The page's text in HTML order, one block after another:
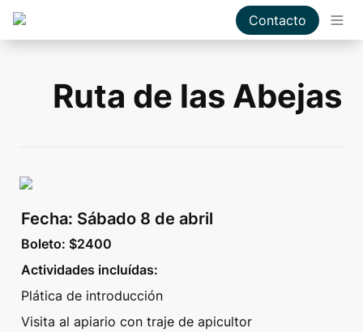
Contacto
Ruta de las Abejas
Fecha: Sábado 8 de abril
Boleto: $2400
Actividades incluídas:
Plática de introducción
Visita al apiario con traje de apicultor